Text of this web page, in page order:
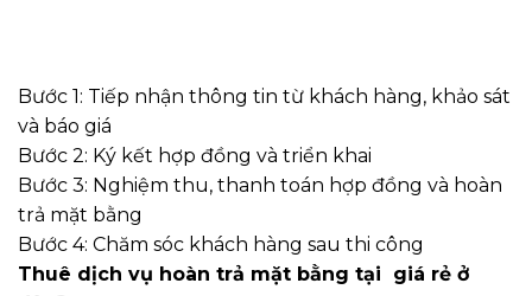
Bước 1: Tiếp nhận thông tin từ khách hàng, khảo sát
và báo giá
Bước 2: Ký kết hợp đồng và triển khai
Bước 3: Nghiệm thu, thanh toán hợp đồng và hoàn
trả mặt bằng
Bước 4: Chăm sóc khách hàng sau thi công
Thuê dịch vụ hoàn trả mặt bằng tại giá rẻ ở